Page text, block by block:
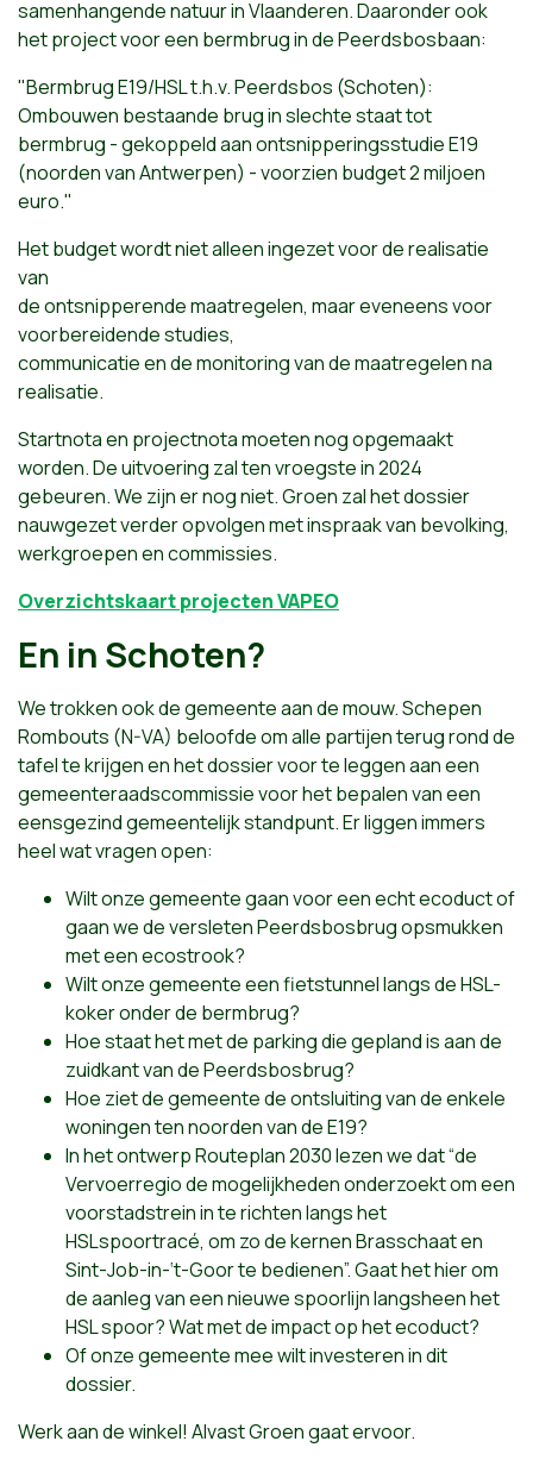
samenhangende natuur in Vlaanderen. Daaronder ook
het project voor een bermbrug in de Peerdsbosbaan:
"Bermbrug E19/HSL t.h.v. Peerdsbos (Schoten):
Ombouwen bestaande brug in slechte staat tot
bermbrug - gekoppeld aan ontsnipperingsstudie E19
(noorden van Antwerpen) - voorzien budget 2 miljoen
euro."
Het budget wordt niet alleen ingezet voor de realisatie
van
de ontsnipperende maatregelen, maar eveneens voor
voorbereidende studies,
communicatie en de monitoring van de maatregelen na
realisatie.
Startnota en projectnota moeten nog opgemaakt
worden. De uitvoering zal ten vroegste in 2024
gebeuren. We zijn er nog niet. Groen zal het dossier
nauwgezet verder opvolgen met inspraak van bevolking,
werkgroepen en commissies.
Overzichtskaart projecten VAPEO
En in Schoten?
We trokken ook de gemeente aan de mouw. Schepen
Rombouts (N-VA) beloofde om alle partijen terug rond de
tafel te krijgen en het dossier voor te leggen aan een
gemeenteraadscommissie voor het bepalen van een
eensgezind gemeentelijk standpunt. Er liggen immers
heel wat vragen open:
Wilt onze gemeente gaan voor een echt ecoduct of
gaan we de versleten Peerdsbosbrug opsmukken
met een ecostrook?
Wilt onze gemeente een fietstunnel langs de HSL-
koker onder de bermbrug?
Hoe staat het met de parking die gepland is aan de
zuidkant van de Peerdsbosbrug?
Hoe ziet de gemeente de ontsluiting van de enkele
woningen ten noorden van de E19?
In het ontwerp Routeplan 2030 lezen we dat “de
Vervoerregio de mogelijkheden onderzoekt om een
voorstadstrein in te richten langs het
HSLspoortracé, om zo de kernen Brasschaat en
Sint-Job-in-‘t-Goor te bedienen”. Gaat het hier om
de aanleg van een nieuwe spoorlijn langsheen het
HSL spoor? Wat met de impact op het ecoduct?
Of onze gemeente mee wilt investeren in dit
dossier.
Werk aan de winkel! Alvast Groen gaat ervoor.